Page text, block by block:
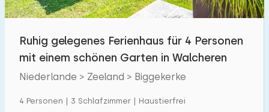
Ruhig gelegenes Ferienhaus für 4 Personen
mit einem schönen Garten in Walcheren
Niederlande > Zeeland > Biggekerke
4 Personen | 3 Schlafzimmer | Haustierfrei